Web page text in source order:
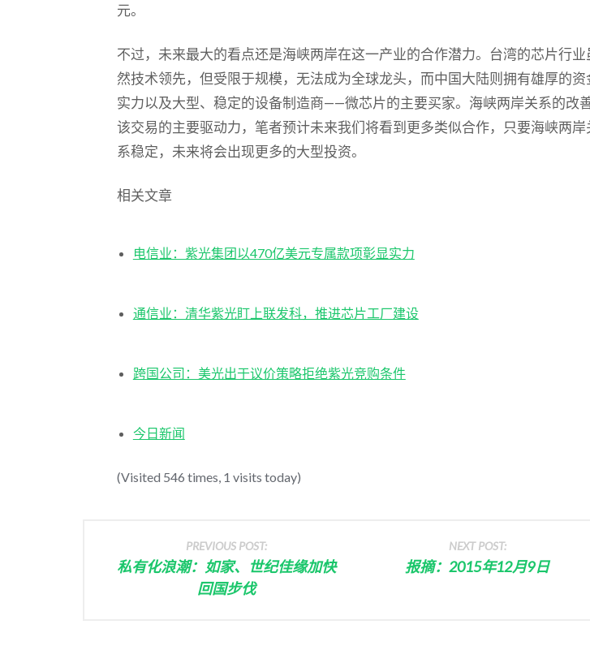
元。
不过，未来最大的看点还是海峡两岸在这一产业的合作潜力。台湾的芯片行业
然技术领先，但受限于规模，无法成为全球龙头，而中国大陆则拥有雄厚的资
实力以及大型、稳定的设备制造商——微芯片的主要买家。海峡两岸关系的改
该交易的主要驱动力，笔者预计未来我们将看到更多类似合作，只要海峡两岸
系稳定，未来将会出现更多的大型投资。
相关文章
电信业：紫光集团以470亿美元专属款项彰显实力
通信业：清华紫光盯上联发科，推进芯片工厂建设
跨国公司：美光出于议价策略拒绝紫光竞购条件
今日新闻
(Visited 546 times, 1 visits today)
PREVIOUS POST:
私有化浪潮：如家、世纪佳缘加快
回国步伐
NEXT POST:
报摘：2015年12月9日